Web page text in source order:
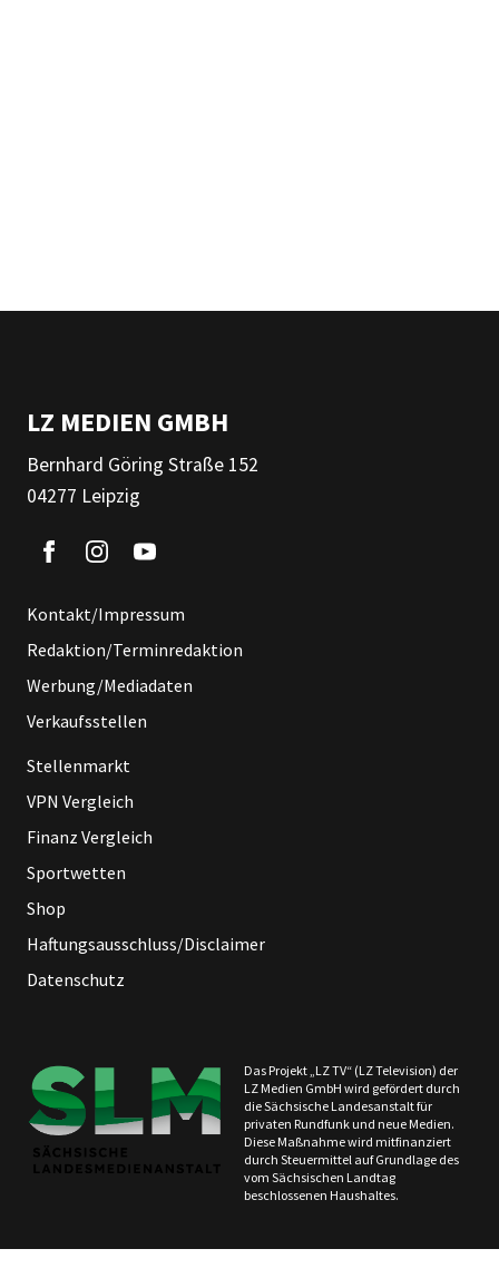
LZ MEDIEN GMBH
Bernhard Göring Straße 152
04277 Leipzig
Kontakt/Impressum
Redaktion/Terminredaktion
Werbung/Mediadaten
Verkaufsstellen
Stellenmarkt
VPN Vergleich
Finanz Vergleich
Sportwetten
Shop
Haftungsausschluss/Disclaimer
Datenschutz
Das Projekt „LZ TV“ (LZ Television) der
LZ Medien GmbH wird gefördert durch
die Sächsische Landesanstalt für
privaten Rundfunk und neue Medien.
Diese Maßnahme wird mitfinanziert
durch Steuermittel auf Grundlage des
vom Sächsischen Landtag
beschlossenen Haushaltes.